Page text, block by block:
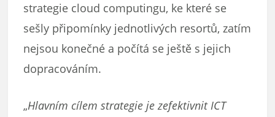
strategie cloud computingu, ke které se
sešly připomínky jednotlivých resortů, zatím
nejsou konečné a počítá se ještě s jejich
dopracováním.
„Hlavním cílem strategie je zefektivnit ICT